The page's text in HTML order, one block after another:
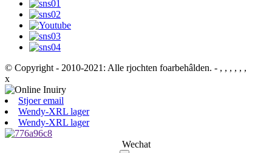
© Copyright - 2010-2021: Alle rjochten foarbehâlden. - , , , , , ,
x
Stjoer email
Wendy-XRL lager
Wendy-XRL lager
Wechat